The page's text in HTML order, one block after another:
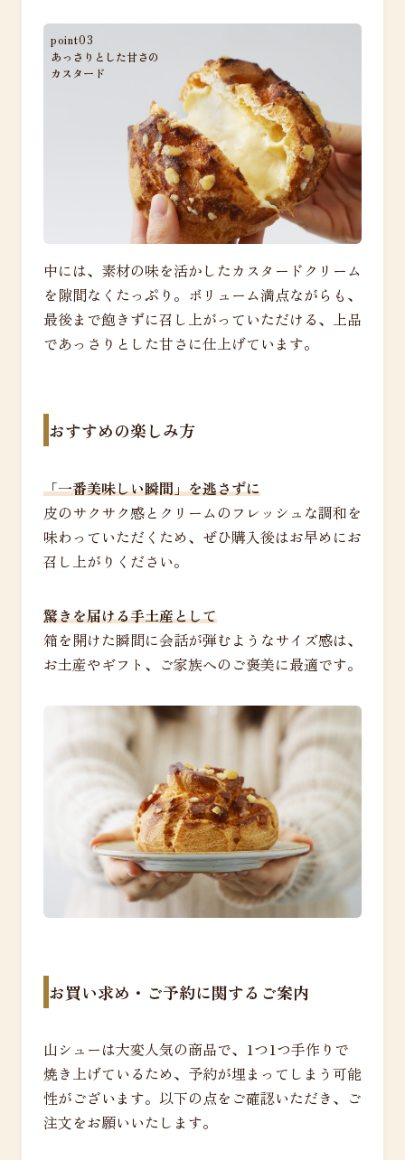
point03
あっさりとした甘さの
カスタード
中には、素材の味を活かしたカスタードクリーム
を隙間なくたっぷり。ボリューム満点ながらも、
最後まで飽きずに召し上がっていただける、上品
であっさりとした甘さに仕上げています。
おすすめの楽しみ方
「一番美味しい瞬間」を逃さずに
皮のサクサク感とクリームのフレッシュな調和を
味わっていただくため、ぜひ購入後はお早めにお
召し上がりください。
驚きを届ける手土産として
箱を開けた瞬間に会話が弾むようなサイズ感は、
お土産やギフト、ご家族へのご褒美に最適です。
お買い求め・ご予約に関するご案内
山シューは大変人気の商品で、1つ1つ手作りで
焼き上げているため、予約が埋まってしまう可能
性がございます。以下の点をご確認いただき、ご
注文をお願いいたします。